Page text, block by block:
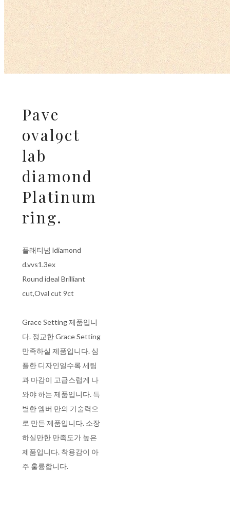
Pave
oval9ct
lab
diamond
Platinum
ring.
플래티넘 ldiamond
d.vvs1.3ex
Round ideal Brilliant
cut,Oval cut 9ct
Grace Setting 제품입니
다. 정교한 Grace Setting
만족하실 제품입니다. 심
플한 디자인일수록 세팅
과 마감이 고급스럽게 나
와야 하는 제품입니다. 특
별한 엠버 만의 기술력으
로 만든 제품입니다. 소장
하실만한 만족도가 높은
제품입니다. 착용감이 아
주 훌륭합니다.